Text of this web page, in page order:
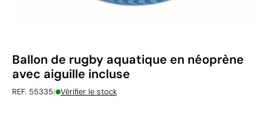
Ballon de rugby aquatique en néoprène
avec aiguille incluse
REF. 55335| Vérifier le stock